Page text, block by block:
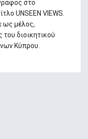
στο
UNSEEN VIEWS.
ως μέλος,
του διοικητικού
Κύπρου.